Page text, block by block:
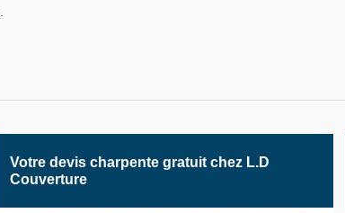
Votre devis charpente gratuit chez L.D
Couverture